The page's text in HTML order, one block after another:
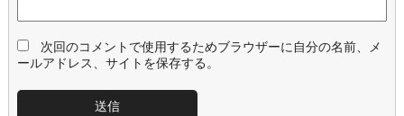
次回のコメントで使用するためブラウザーに自分の名前、メ
ールアドレス、サイトを保存する。